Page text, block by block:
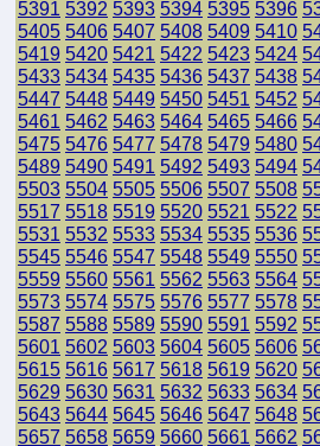
5391 5392 5393 5394 5395 5396
5405 5406 5407 5408 5409 5410
5419 5420 5421 5422 5423 5424
5433 5434 5435 5436 5437 5438
5447 5448 5449 5450 5451 5452
5461 5462 5463 5464 5465 5466
5475 5476 5477 5478 5479 5480
5489 5490 5491 5492 5493 5494
5503 5504 5505 5506 5507 5508
5517 5518 5519 5520 5521 5522
5531 5532 5533 5534 5535 5536
5545 5546 5547 5548 5549 5550
5559 5560 5561 5562 5563 5564
5573 5574 5575 5576 5577 5578
5587 5588 5589 5590 5591 5592
5601 5602 5603 5604 5605 5606
5615 5616 5617 5618 5619 5620
5629 5630 5631 5632 5633 5634
5643 5644 5645 5646 5647 5648
5657 5658 5659 5660 5661 5662